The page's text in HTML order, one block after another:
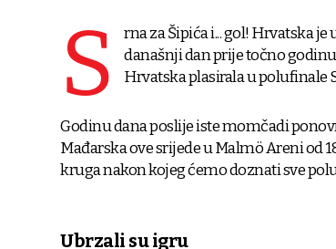
S
rna za Šipića i... gol! Hrvatska
današnji dan prije točno
Hrvatska plasirala u polufinale
Godinu dana poslije iste momčadi
Mađarska ove srijede u Malmö Areni od
kruga nakon kojeg ćemo doznati sve
Ubrzali su igru